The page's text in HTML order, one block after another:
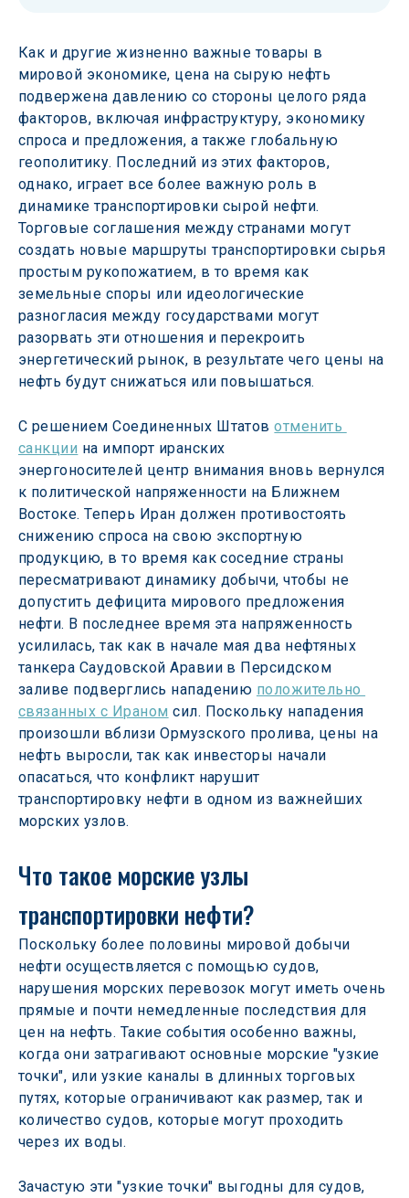
Как и другие жизненно важные товары в
мировой экономике, цена на сырую нефть
подвержена давлению со стороны целого ряда
факторов, включая инфраструктуру, экономику
спроса и предложения, а также глобальную
геополитику. Последний из этих факторов,
однако, играет все более важную роль в
динамике транспортировки сырой нефти.
Торговые соглашения между странами могут
создать новые маршруты транспортировки сырья
простым рукопожатием, в то время как
земельные споры или идеологические
разногласия между государствами могут
разорвать эти отношения и перекроить
энергетический рынок, в результате чего цены на
нефть будут снижаться или повышаться.
С решением Соединенных Штатов отменить
санкции на импорт иранских
энергоносителей центр внимания вновь вернулся
к политической напряженности на Ближнем
Востоке. Теперь Иран должен противостоять
снижению спроса на свою экспортную
продукцию, в то время как соседние страны
пересматривают динамику добычи, чтобы не
допустить дефицита мирового предложения
нефти. В последнее время эта напряженность
усилилась, так как в начале мая два нефтяных
танкера Саудовской Аравии в Персидском
заливе подверглись нападению положительно
связанных с Ираном сил. Поскольку нападения
произошли вблизи Ормузского пролива, цены на
нефть выросли, так как инвесторы начали
опасаться, что конфликт нарушит
транспортировку нефти в одном из важнейших
морских узлов.
Что такое морские узлы
транспортировки нефти?
Поскольку более половины мировой добычи
нефти осуществляется с помощью судов,
нарушения морских перевозок могут иметь очень
прямые и почти немедленные последствия для
цен на нефть. Такие события особенно важны,
когда они затрагивают основные морские "узкие
точки", или узкие каналы в длинных торговых
путях, которые ограничивают как размер, так и
количество судов, которые могут проходить
через их воды.
Зачастую эти "узкие точки" выгодны для судов,